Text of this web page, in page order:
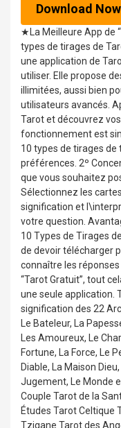
Download Now
★La Meilleure App de
types de tirages de
une application de
utiliser. Elle propose
illimitées, aussi bien
utilisateurs avancés.
Tarot et découvrez
fonctionnement est
10 types de tirages de
préférences. 2º
que vous souhaitez
Sélectionnez les
signification et
votre question.
10 Types de Tirages
de devoir télécharger
connaître les
“Tarot Gratuit”, tout
une seule application.
signification des 22
Le Bateleur, La
Les Amoureux, Le
Fortune, La Force, Le
Diable, La Maison
Jugement, Le Monde
Couple Tarot de la
Études Tarot Celtique
Tzigane Tarot des